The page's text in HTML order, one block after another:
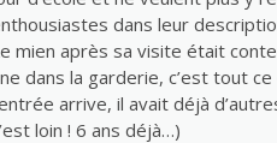
dans leur
mien après sa visite était
dans la garderie, c’est tout
arrive, il avait déjà
loin ! 6 ans déjà…)